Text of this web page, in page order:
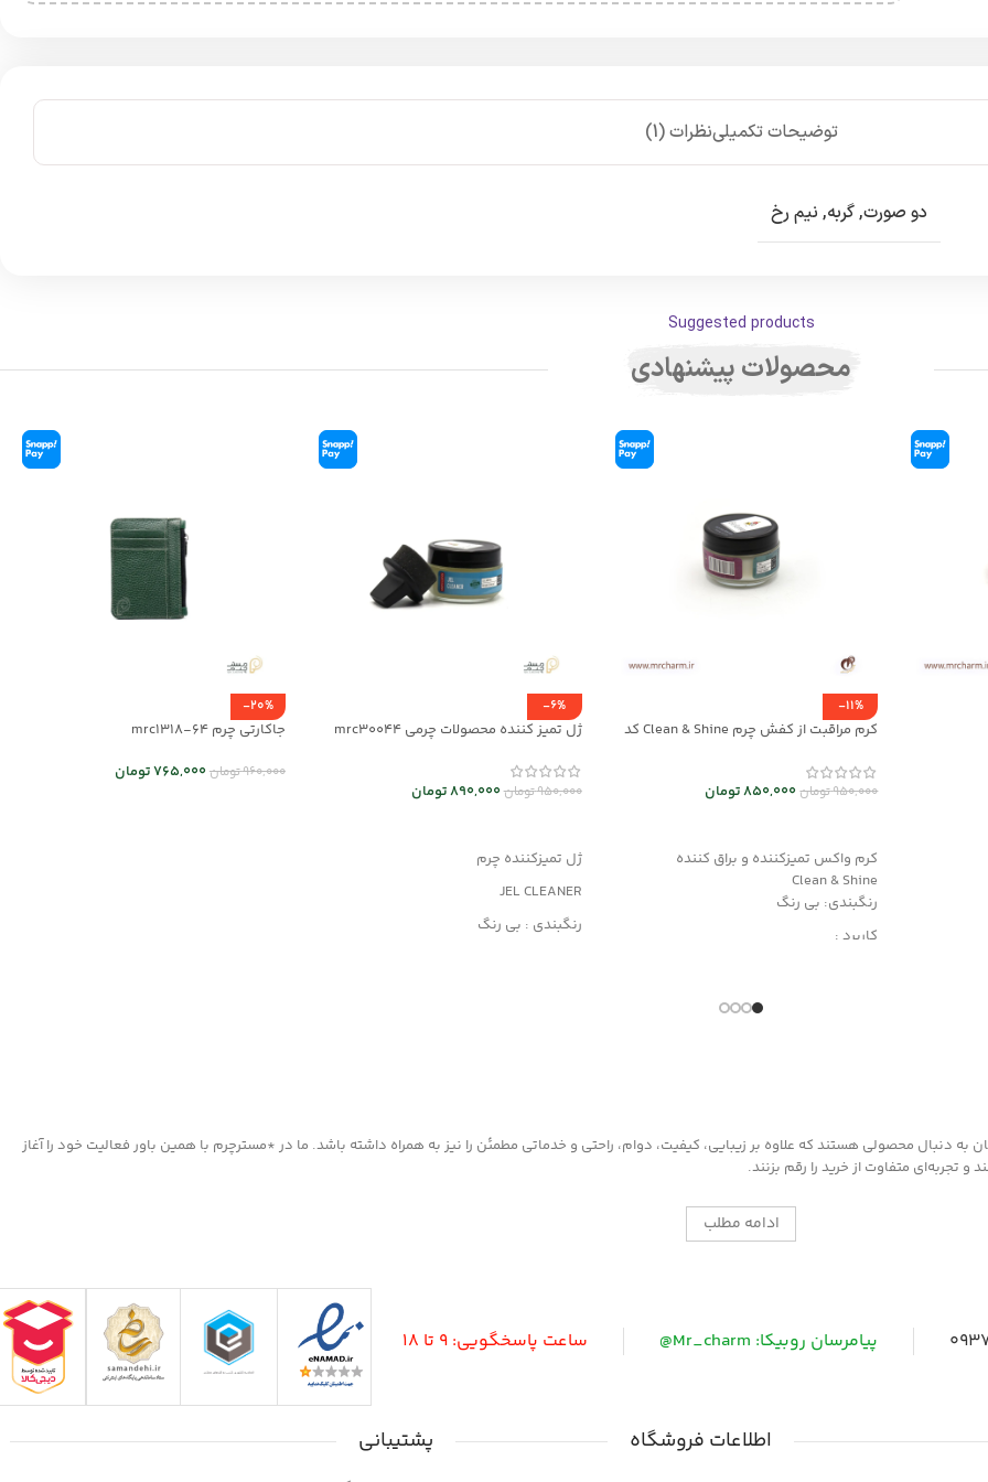
توضیحات تکمیلینظرات (1)
دو صورت,گربه, نیم رخ
Suggested products
محصولات پیشنهادی
-11%
کرم مراقبت از کفش چرم Clean & Shine کد
950,000تومان850,000تومان
کرم واکس تمیزکننده و براق کننده
Clean & Shine
رنگبندی: بی رنگ
کاربرد :
دارای رنگدانه های قوی
-6%
ژل تمیز کننده محصولات چرمی mrc30044
950,000تومان890,000تومان
ژل تمیزکننده چرم
JEL CLEANER
رنگبندی : بی رنگ
-20%
جاکارتی چرم mrc1318-64
960,000تومان765,000تومان
دنبال محصولی هستند که علاوه بر زیبایی، کیفیت، دوام، راحتی و خدماتی مطمئن را نیز به همراه داشته باشد. ما در *مسترچرم با همین باور فعالیت خود را آغاز
تجربه‌ای متفاوت از خرید را رقم بزنند.
ادامه مطلب
پیامرسان روبیکا: Mr_charm@ ساعت پاسخگویی: 9 تا 18
اطلاعات فروشگاه پشتیبانی